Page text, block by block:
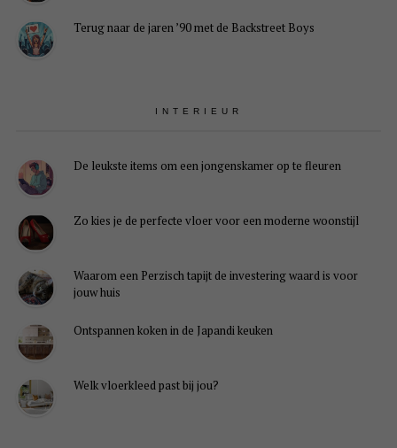
Terug naar de jaren ’90 met de Backstreet Boys
INTERIEUR
De leukste items om een jongenskamer op te fleuren
Zo kies je de perfecte vloer voor een moderne woonstijl
Waarom een Perzisch tapijt de investering waard is voor
jouw huis
Ontspannen koken in de Japandi keuken
Welk vloerkleed past bij jou?